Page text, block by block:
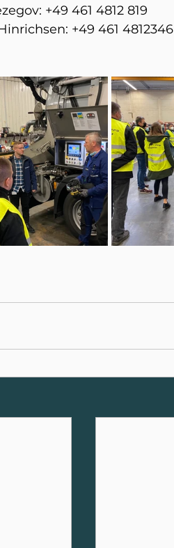
+49 461 4812 819
+49 461 4812346